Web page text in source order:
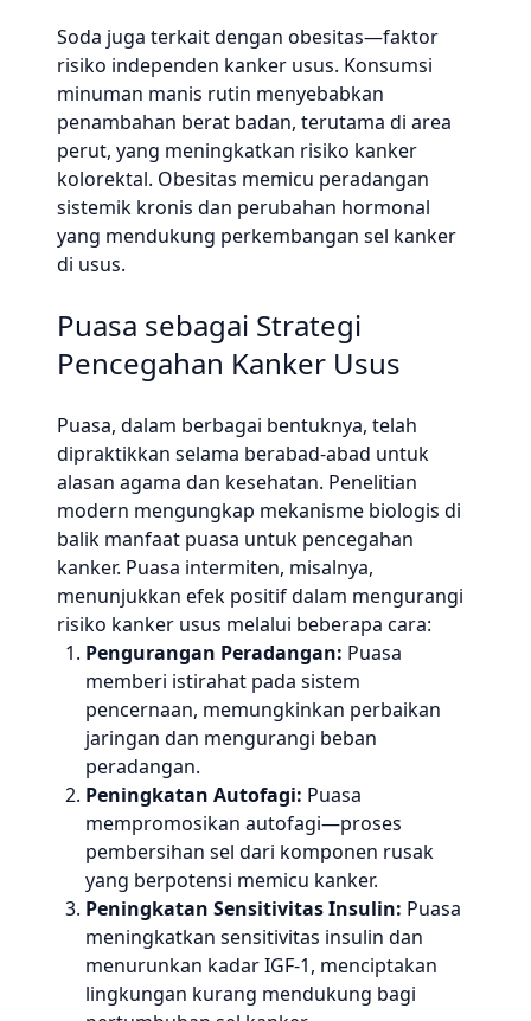
Soda juga terkait dengan obesitas—faktor
risiko independen kanker usus. Konsumsi
minuman manis rutin menyebabkan
penambahan berat badan, terutama di area
perut, yang meningkatkan risiko kanker
kolorektal. Obesitas memicu peradangan
sistemik kronis dan perubahan hormonal
yang mendukung perkembangan sel kanker
di usus.
Puasa sebagai Strategi
Pencegahan Kanker Usus
Puasa, dalam berbagai bentuknya, telah
dipraktikkan selama berabad-abad untuk
alasan agama dan kesehatan. Penelitian
modern mengungkap mekanisme biologis di
balik manfaat puasa untuk pencegahan
kanker. Puasa intermiten, misalnya,
menunjukkan efek positif dalam mengurangi
risiko kanker usus melalui beberapa cara:
Pengurangan Peradangan: Puasa
memberi istirahat pada sistem
pencernaan, memungkinkan perbaikan
jaringan dan mengurangi beban
peradangan.
Peningkatan Autofagi: Puasa
mempromosikan autofagi—proses
pembersihan sel dari komponen rusak
yang berpotensi memicu kanker.
Peningkatan Sensitivitas Insulin: Puasa
meningkatkan sensitivitas insulin dan
menurunkan kadar IGF-1, menciptakan
lingkungan kurang mendukung bagi